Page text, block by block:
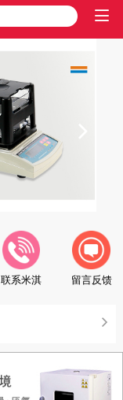
联系米淇 留言反馈